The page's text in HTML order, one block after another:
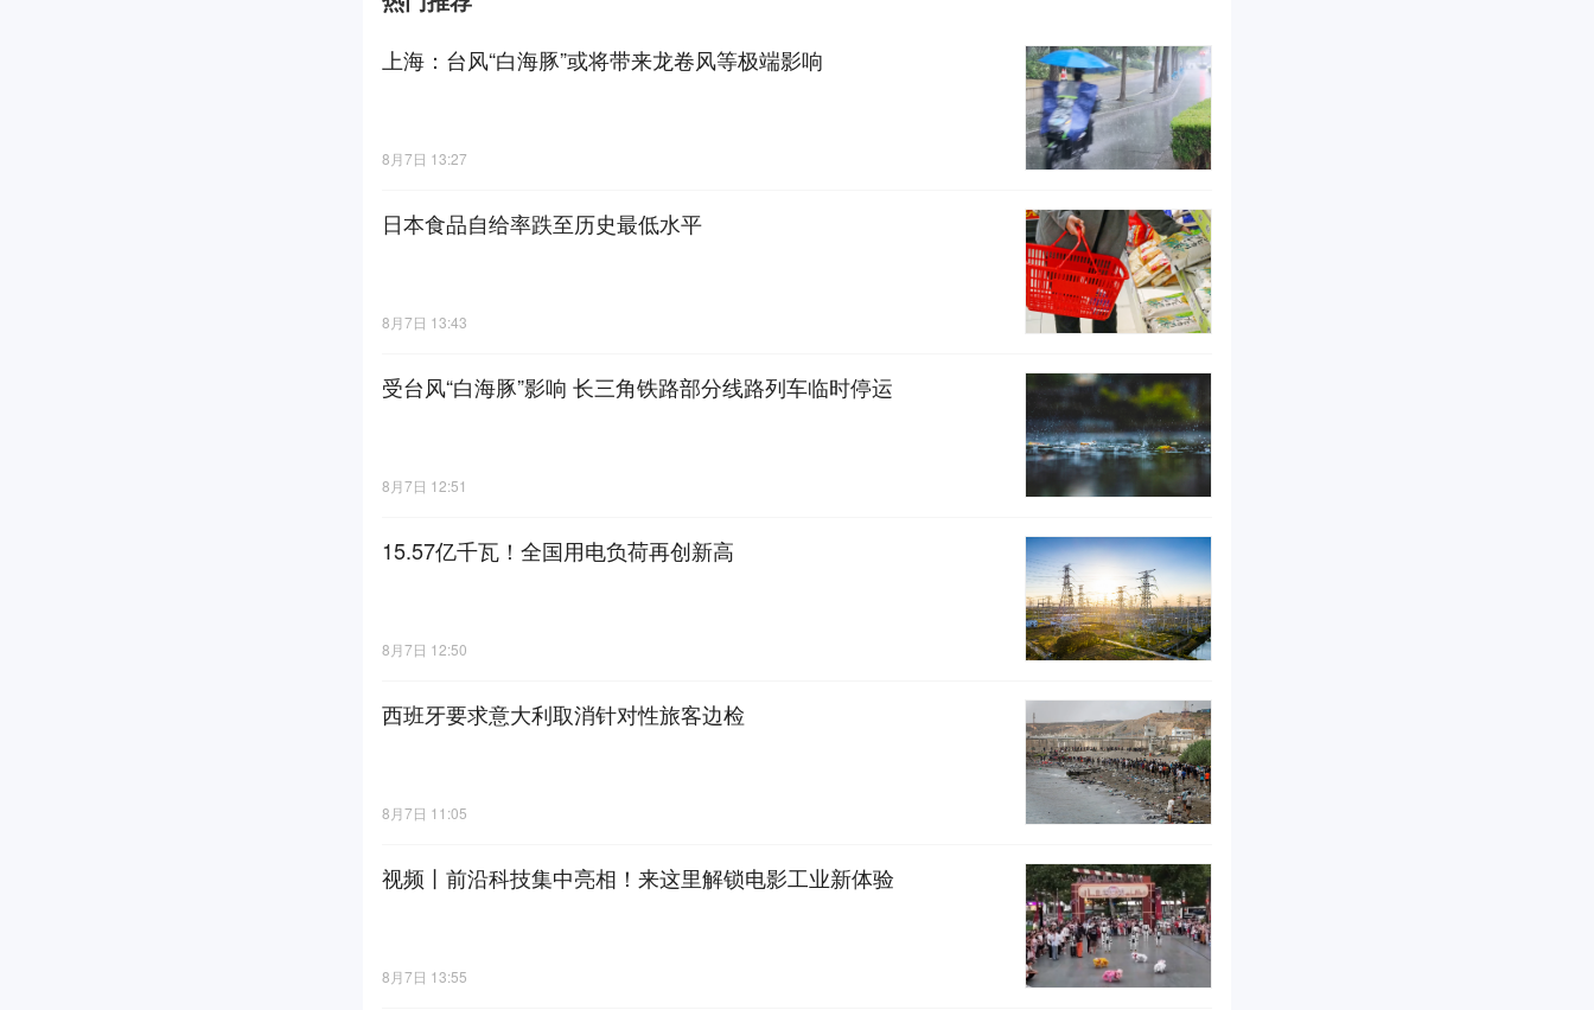
上海：台风“白海豚”或将带来龙卷风等极端影响
8月7日 13:27
日本食品自给率跌至历史最低水平
8月7日 13:43
受台风“白海豚”影响 长三角铁路部分线路列车临时停运
8月7日 12:51
15.57亿千瓦！全国用电负荷再创新高
8月7日 12:50
西班牙要求意大利取消针对性旅客边检
8月7日 11:05
视频丨前沿科技集中亮相！来这里解锁电影工业新体验
8月7日 13:55